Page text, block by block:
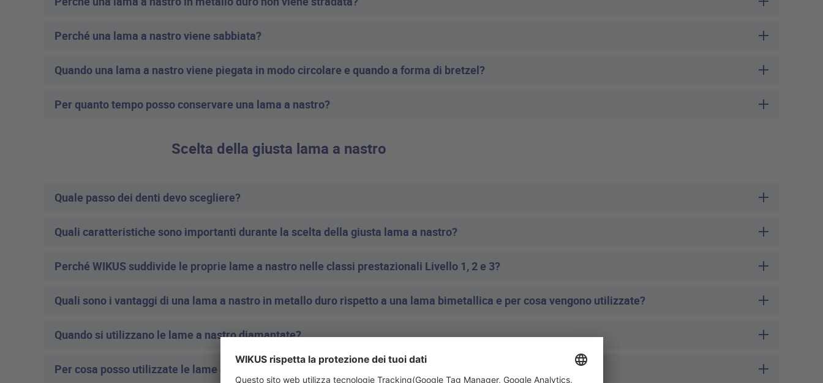
Perché una lama a nastro viene sabbiata?
Quando una lama a nastro viene piegata in modo circolare e quando a forma di bretzel?
Per quanto tempo posso conservare una lama a nastro?
Scelta della giusta lama a nastro
Quale passo dei denti devo scegliere?
Quali caratteristiche sono importanti durante la scelta della giusta lama a nastro?
Perché WIKUS suddivide le proprie lame a nastro nelle classi prestazionali Livello 1, 2 e 3?
Quali sono i vantaggi di una lama a nastro in metallo duro rispetto a una lama bimetallica e per cosa vengono utilizzate?
Quando si utilizzano le lame a nastro diamantate?
Per cosa posso utilizzate le lame a nastro in acciaio per utensili?